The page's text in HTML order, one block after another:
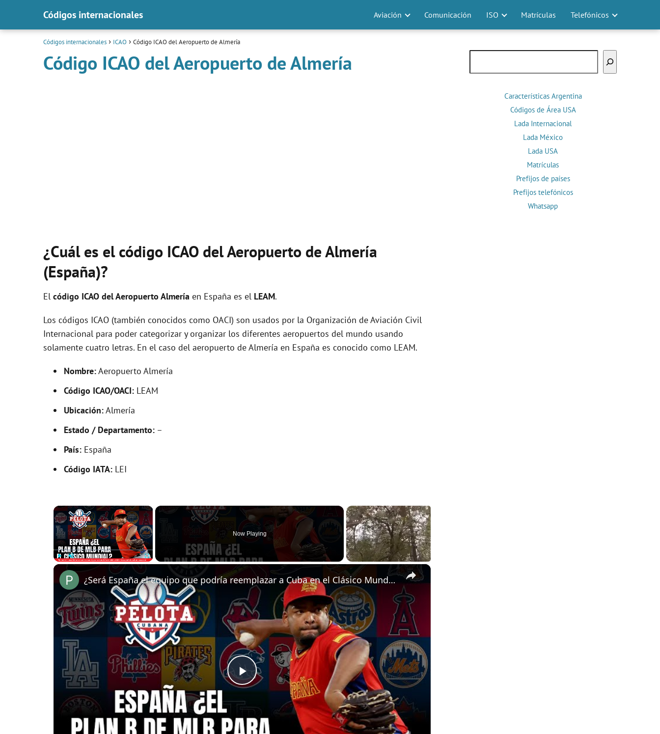
Códigos internacionales Aviación Comunicación ISO Matrículas Telefónicos
Códigos internacionales ICAO Código ICAO del Aeropuerto de Almería
Código ICAO del Aeropuerto de Almería
¿Cuál es el código ICAO del Aeropuerto de Almería
(España)?
El código ICAO delAeropuerto Almería en España es el LEAM.
Los códigos ICAO (también conocidos como OACI) son usados por la Organización de Aviación Civil
Internacional para poder categorizar y organizar los diferentes aeropuertos del mundo usando
solamente cuatro letras. En el caso del aeropuerto de Almería en España es conocido como LEAM.
Nombre:Aeropuerto Almería
Código ICAO/OACI: LEAM
Ubicación:Almería
Estado / Departamento: –
País: España
Código IATA: LEI
×
Now Playing
×
P
l
¿Será España el equipo que podría reemplazar a Cuba en el Clásico Mundial de Béisbol?
Características Argentina
Códigos de Área USA
Lada Internacional
Lada México
Lada USA
Matrículas
Prefijos de países
Prefijos telefónicos
Whatsapp